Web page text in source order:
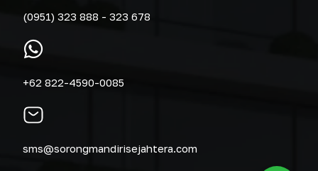
(0951) 323 888 - 323 678
+62 822-4590-0085
sms@sorongmandirisejahtera.com